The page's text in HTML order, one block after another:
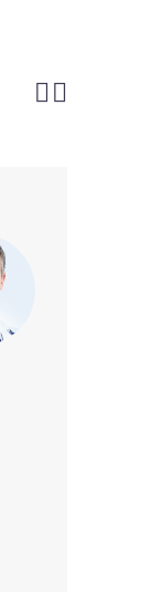
